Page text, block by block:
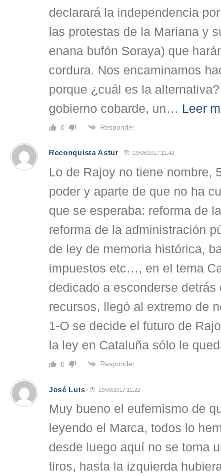
declarará la independencia
las protestas de la Mariana y
enana bufón Soraya) que
cordura. Nos encaminamos
porque ¿cuál es la
gobierno cobarde, un… Leer
0 Responder
Reconquista Astur 29/08/2017 12:42
Lo de Rajoy no tiene nombre,
poder y aparte de que no ha
que se esperaba: reforma de
reforma de la administración
de ley de memoria histórica,
impuestos etc…, en el tema
dedicado a esconderse detrás
recursos, llegó al extremo de
1-O se decide el futuro de
la ley en Cataluña sólo le
0 Responder
José Luis 29/08/2017 12:22
Muy bueno el eufemismo de
leyendo el Marca, todos lo
desde luego aquí no se toma
tiros, hasta la izquierda